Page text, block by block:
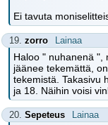
Ei tavuta
19. zorro Lainaa
Haloo " nuhanenä ",
jäänee tekemättä,
tekemistä. Takasivu
ja 18. Näihin voisi
20. Sepeteus Lainaa